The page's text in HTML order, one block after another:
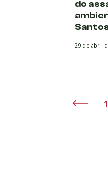
do
29 de abril
1